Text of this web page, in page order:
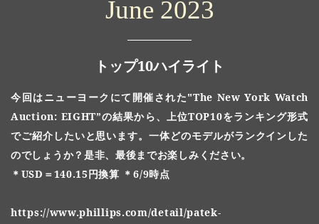
June 2023
トップ10ハイライト
今回はニューヨークにて開催された"The New York Watch
Auction: EIGHT”の結果から、上位TOP10をランキング形式
でご紹介したいと思います。一体どのモデルがランクインした
のでしょうか？是非、最後までお楽しみください。
＊USD＝140.15円換算 ＊6/9時点
https://www.phillips.com/detail/patek-